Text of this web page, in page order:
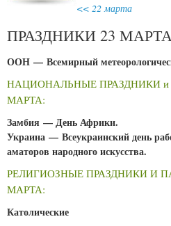
<< 22 марта
ПРАЗДНИКИ 23
ООН — Всемирный
НАЦИОНАЛЬНЫЕ ПРАЗДНИКИ
МАРТА:
Замбия — День Африки.
Украина — Всеукраинский день
аматоров народного искусства.
РЕЛИГИОЗНЫЕ ПРАЗДНИКИ И
МАРТА:
Католические